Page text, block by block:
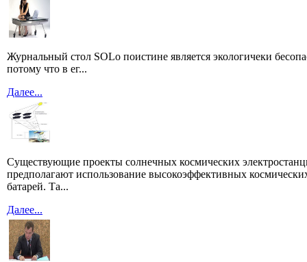
Журнальный стол SOLo поистине является экологичеки
потому что в ег...
Далее...
Существующие проекты солнечных космических
предполагают использование высокоэффективных
батарей. Та...
Далее...